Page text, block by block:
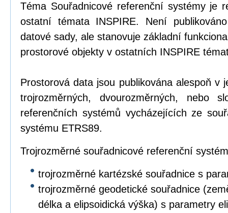
Téma Souřadnicové referenční systémy je
ostatní témata INSPIRE. Není
datové sady, ale stanovuje základní
prostorové objekty v ostatních INSPIRE
Prostorová data jsou publikována alespoň v
trojrozměrných, dvourozměrných, nebo
referenčních systémů vycházejících ze
systému ETRS89.
Trojrozměrné souřadnicové referenční
trojrozměrné kartézské souřadnice s
trojrozměrné geodetické souřadnice
délka a elipsoidická výška) s parametry